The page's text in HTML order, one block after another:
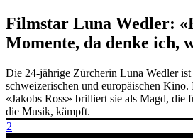
Filmstar Luna Wedler:
Momente, da denke ich,
Die 24-jährige Zürcherin Luna Wedler
schweizerischen und europäischen
«Jakobs Ross» brilliert sie als Magd, die
die Musik, kämpft.
2